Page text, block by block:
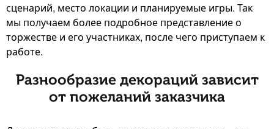
сценарий, место локации и планируемые игры. Так
мы получаем более подробное представление о
торжестве и его участниках, после чего приступаем к
работе.
Разнообразие декораций зависит
от пожеланий заказчика